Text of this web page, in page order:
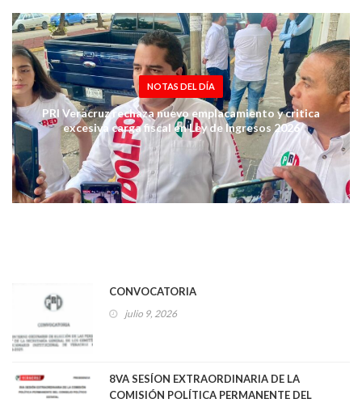
NOTAS DEL DÍA
PRI Veracruz rechaza nuevo emplacamiento y critica
excesiva carga fiscal en Ley de Ingresos 2026
CONVOCATORIA
julio 9, 2026
8VA SESÍON EXTRAORDINARIA DE LA
COMISIÓN POLÍTICA PERMANENTE DEL